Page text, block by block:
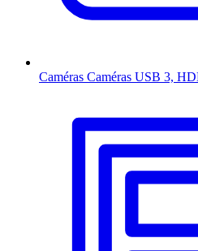
Caméras Caméras USB 3,